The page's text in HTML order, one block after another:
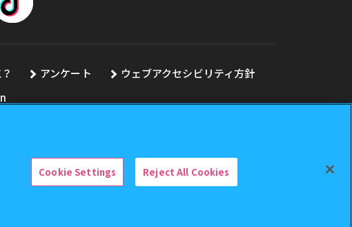
アンケート
ウェブアクセシビリティ方針
Cookie Settings Reject All Cookies